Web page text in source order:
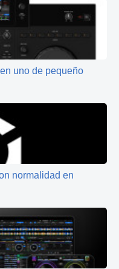
uno de pequeño
normalidad en